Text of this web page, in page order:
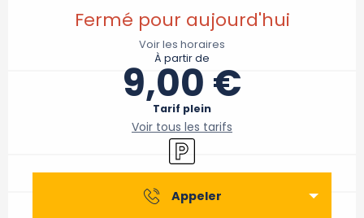
Fermé pour aujourd'hui
Voir les horaires
À partir de
9,00 €
Tarif plein
Voir tous les tarifs
Parking
Appeler